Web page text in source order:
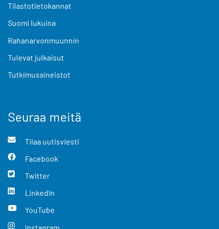
Tilastotietokannat
Suomi lukuina
Rahanarvonmuunnin
Tulevat julkaisut
Tutkimusaineistot
Seuraa meitä
Tilaa uutisviesti
Facebook
Twitter
LinkedIn
YouTube
Instagram